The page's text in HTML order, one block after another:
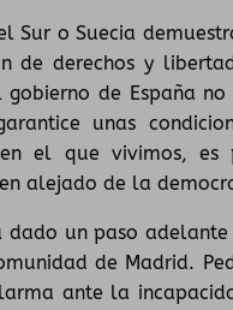
Sur o Suecia
de derechos y
de España
unas
el que vivimos, es
alejado de la
dado un paso
de Madrid.
ante la